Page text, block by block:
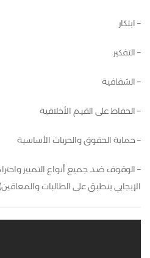
– ابتكار
– التفكير
– الشفافية
– الحفاظ على القيم الأخلاقية
– حماية الحقوق والحريات الأساسية
– الوقوف ضد جميع أنواع التمييز
الإيجابي ينطبق على الطالبات والمعاقين)